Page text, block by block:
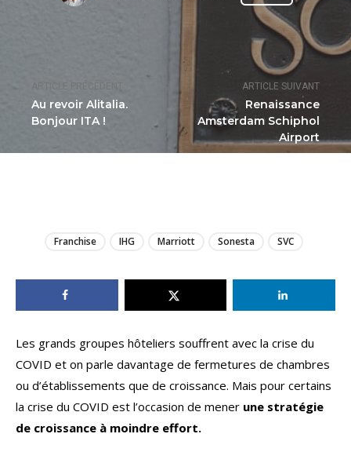
ARTICLE PRÉCÉDENT
Au revoir Alitalia.
Bonjour ITA !
ARTICLE SUIVANT
Renaissance
Amsterdam Schiphol
Airport
Franchise IHG Marriott Sonesta SVC
Les grands groupes hôteliers souffrent avec la crise du
COVID et on parle davantage de fermetures de chambres
ou d’établissements que de croissance. Mais pour certains
la crise du COVID est l’occasion de mener une stratégie
de croissance à moindre effort.